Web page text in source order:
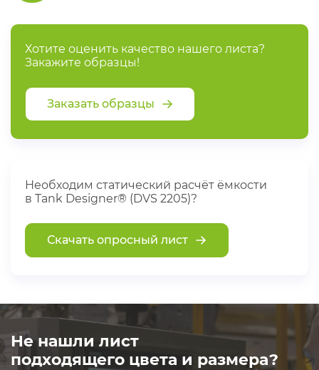
Хотите оценить качество нашего листа?
Закажите образцы!
Заказать образцы
Необходим статический расчёт ёмкости
в Tank Designer® (DVS 2205)?
Скачать опросный лист
Не нашли лист
подходящего цвета и размера?